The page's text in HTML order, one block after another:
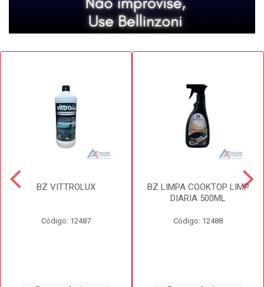
BZ VITTROLUX
Código: 12487
BZ LIMPA COOKTOP LIMP
DIARIA 500ML
Código: 12488